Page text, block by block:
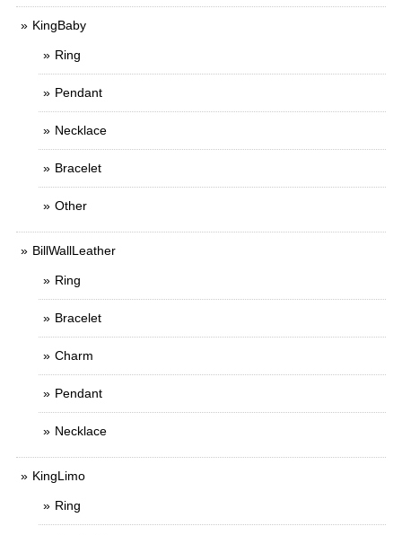
KingBaby
Ring
Pendant
Necklace
Bracelet
Other
BillWallLeather
Ring
Bracelet
Charm
Pendant
Necklace
KingLimo
Ring